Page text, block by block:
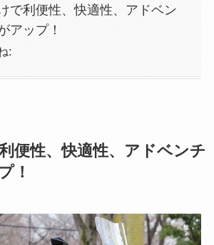
で利便性、快適性、アドベン
アップ！
:
便性、快適性、アドベンチ
！